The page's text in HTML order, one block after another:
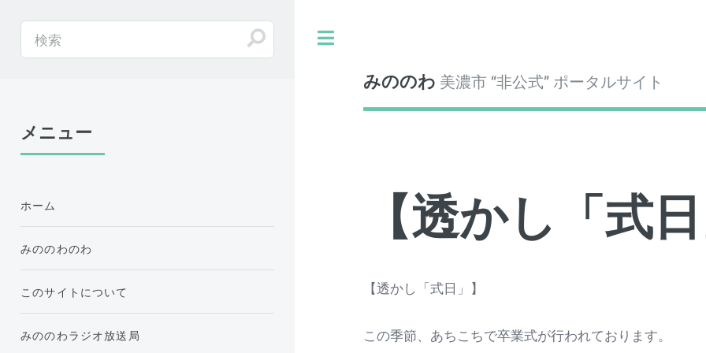
みののわ 美濃市 “非公式” ポータルサイト
【透かし「式
【透かし「式日」】
この季節、あちこちで卒業式が行われております。
メニュー
ホーム
みののわのわ
このサイトについて
みののわラジオ放送局